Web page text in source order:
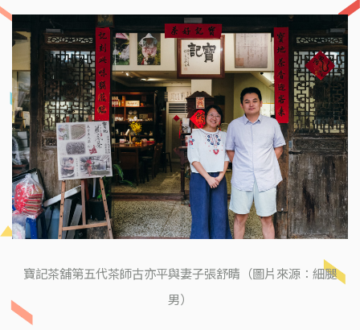
寶記茶舖第五代茶師古亦平與妻子張舒睛（圖片來源：細腿
男）